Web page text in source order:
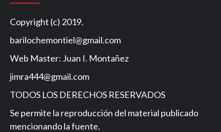
Copyright (c) 2019.
barilochemontiel@gmail.com
Web Master: Juan I. Montañez
jimra444@gmail.com
TODOS LOS DERECHOS RESERVADOS
Se permite la reproducción del material publicado
mencionando la fuente.